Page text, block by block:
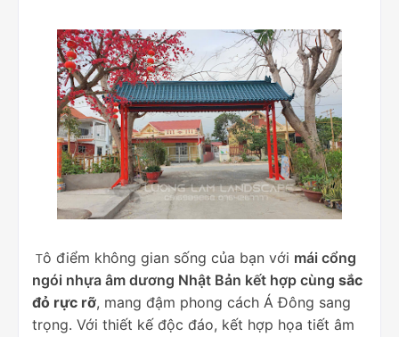
Tô điểm không gian sống của bạn với mái cổng
ngói nhựa âm dương Nhật Bản kết hợp cùng sắc
đỏ rực rỡ, mang đậm phong cách Á Đông sang
trọng. Với thiết kế độc đáo, kết hợp họa tiết âm